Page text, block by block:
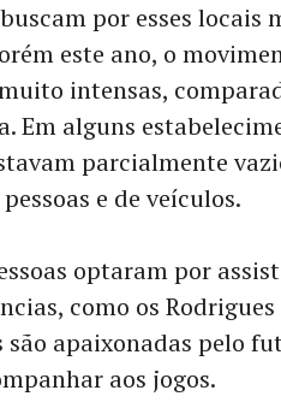
por esses
este ano, o
intensas,
Em alguns
parcialmente
e de veículos.
optaram por
como os
são apaixonadas pelo
aos jogos.